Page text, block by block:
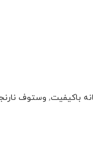
باکیفیت, وستوف